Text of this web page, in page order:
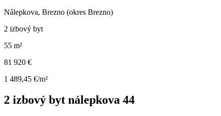
Nálepkova, Brezno (okres Brezno)
2 izbový byt
55 m²
81 920 €
1 489,45 €/m²
2 izbový byt nálepkova 44